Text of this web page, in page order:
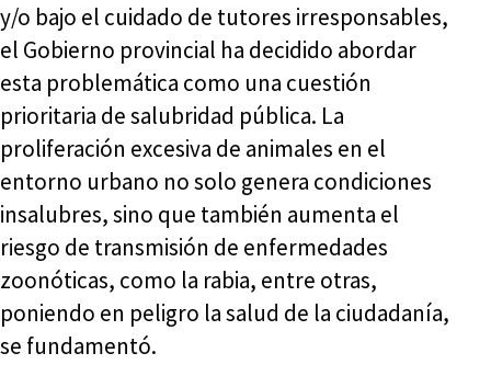
y/o bajo el cuidado de tutores irresponsables,
el Gobierno provincial ha decidido abordar
esta problemática como una cuestión
prioritaria de salubridad pública. La
proliferación excesiva de animales en el
entorno urbano no solo genera condiciones
insalubres, sino que también aumenta el
riesgo de transmisión de enfermedades
zoonóticas, como la rabia, entre otras,
poniendo en peligro la salud de la ciudadanía,
se fundamentó.